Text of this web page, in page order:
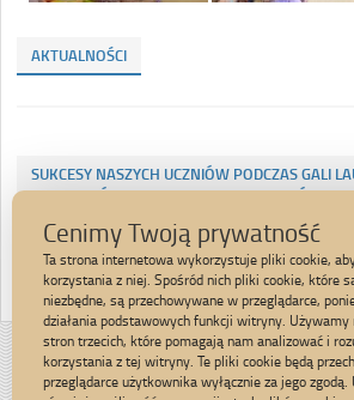
AKTUALNOŚCI
SUKCESY NASZYCH UCZNIÓW PODCZAS GALI
KONKURSÓW DIECEZJALNYCH I
TRZECIOKLASIŚCI WYRUSZAJĄ KU
Strona została
projektu
Polska Akademia
Cenimy Twoją prywatność
Ta strona internetowa wykorzystuje pliki cookie,
korzystania z niej. Spośród nich pliki cookie, które
niezbędne, są przechowywane w przeglądarce,
działania podstawowych funkcji witryny.
stron trzecich, które pomagają nam analizować i
korzystania z tej witryny. Te pliki cookie będą
przeglądarce użytkownika wyłącznie za jego